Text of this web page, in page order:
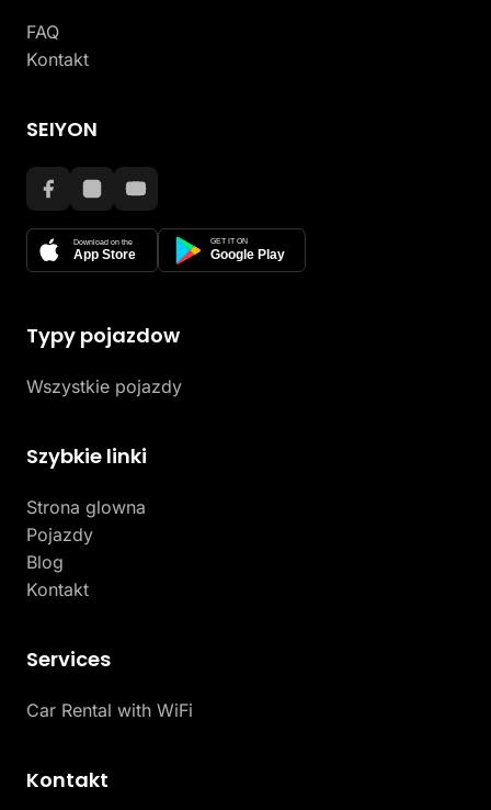
SEIYON
Download on the
App Store
GET IT ON
Google Play
Typy pojazdow
Wszystkie pojazdy
Services
Car Rental with WiFi
Szybkie linki
Strona glowna
Pojazdy
Blog
Kontakt
FAQ
Kontakt
Kontakt